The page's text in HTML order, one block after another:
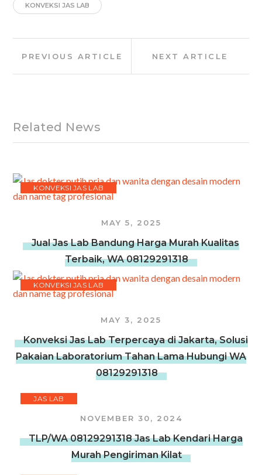
KONVEKSI JAS LAB
navigation
PREVIOUS ARTICLE NEXT ARTICLE
Related News
KONVEKSI JAS LAB
MAY 5, 2025
Jual Jas Lab Bandung Harga Murah Kualitas
Terbaik, WA 08129291318
KONVEKSI JAS LAB
MAY 3, 2025
Konveksi Jas Lab Terpercaya di Jakarta, Solusi
Pakaian Laboratorium Tahan Lama Hubungi WA
08129291318
JAS LAB
NOVEMBER 30, 2024
TLP/WA 08129291318 Jas Lab Kendari Harga
Murah Pengiriman Kilat